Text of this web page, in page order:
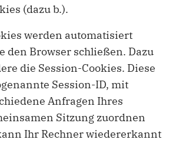
(dazu b.).
werden automatisiert
den Browser schließen. Dazu
die Session-Cookies. Diese
Session-ID, mit
Anfragen Ihres
Sitzung zuordnen
Ihr Rechner wiedererkannt